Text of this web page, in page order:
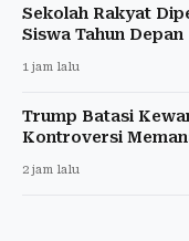
Sekolah Rakyat
Siswa Tahun Depan
1 jam lalu
Trump Batasi
Kontroversi
2 jam lalu